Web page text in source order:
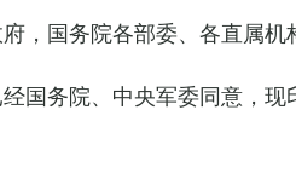
，国务院各部委、各直属机
国务院、中央军委同意，现